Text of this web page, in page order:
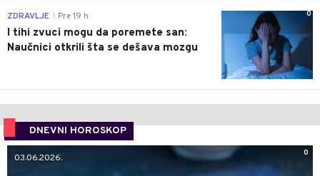
0
ZDRAVLJE Pre 19 h
I tihi zvuci mogu da poremete san:
Naučnici otkrili šta se dešava mozgu
DNEVNI HOROSKOP
0
03.06.2026.